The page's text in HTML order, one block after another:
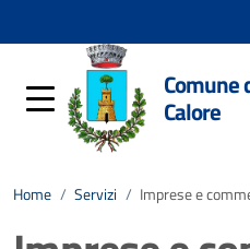
Comune
Calore
Home / Servizi / Imprese e